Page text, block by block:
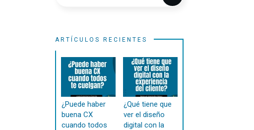
ARTÍCULOS RECIENTES
¿Puede haber
buena CX
cuando todos
¿Qué tiene que
ver el diseño
digital con la